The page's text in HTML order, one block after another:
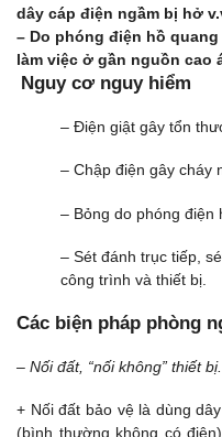
dây cáp điện ngầm bị hở
– Do phóng điện hồ
làm việc ở gần nguồn cao
Nguy cơ nguy hiểm
– Điện giật gây tổn
– Chập điện gây cháy
– Bỏng do phóng điện
– Sét đánh trục tiếp,
công trình và thiết bị.
Các biện pháp phòng
– Nối đất, “nối không” thiết bị.
+ Nối đất bảo vệ là dùng
(bình thường không có